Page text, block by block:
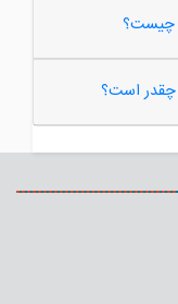
چیست؟
چقدر است؟